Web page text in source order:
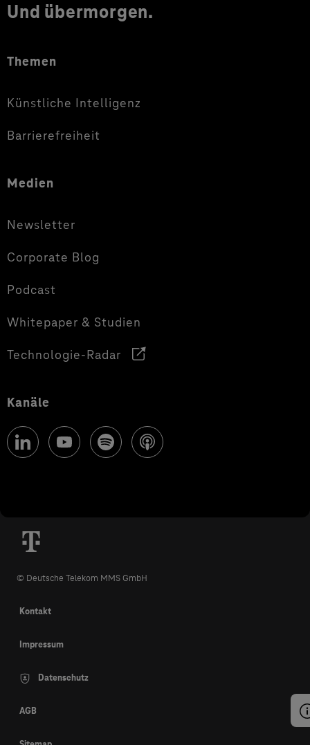
Und übermorgen.
Themen
Künstliche Intelligenz
Barrierefreiheit
Medien
Newsletter
Corporate Blog
Podcast
Whitepaper & Studien
Technologie-Radar
Kanäle
© Deutsche Telekom MMS GmbH
Kontakt
Impressum
Datenschutz
AGB